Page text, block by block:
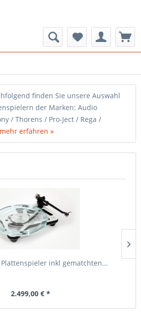
finden Sie unsere Auswahl
der Marken: Audio
/ Thorens / Pro-Ject / Rega /
mehr erfahren »
Plattenspieler inkl gematchten...
2.499,00 € *